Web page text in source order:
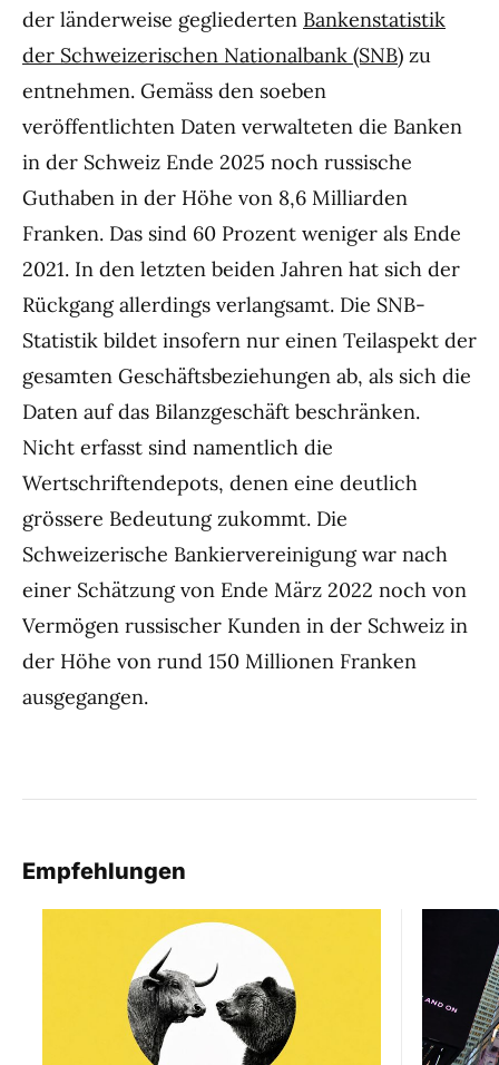
der länderweise gegliederten Bankenstatistik
der Schweizerischen Nationalbank (SNB) zu
entnehmen. Gemäss den soeben
veröffentlichten Daten verwalteten die Banken
in der Schweiz Ende 2025 noch russische
Guthaben in der Höhe von 8,6 Milliarden
Franken. Das sind 60 Prozent weniger als Ende
2021. In den letzten beiden Jahren hat sich der
Rückgang allerdings verlangsamt. Die SNB-
Statistik bildet insofern nur einen Teilaspekt der
gesamten Geschäftsbeziehungen ab, als sich die
Daten auf das Bilanzgeschäft beschränken.
Nicht erfasst sind namentlich die
Wertschriftendepots, denen eine deutlich
grössere Bedeutung zukommt. Die
Schweizerische Bankiervereinigung war nach
einer Schätzung von Ende März 2022 noch von
Vermögen russischer Kunden in der Schweiz in
der Höhe von rund 150 Millionen Franken
ausgegangen.
Empfehlungen